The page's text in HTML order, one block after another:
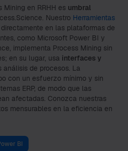
en RRHH es umbral
Nuestro Herramientas
en las plataformas de
como Microsoft Power BI y
implementa Process Mining sin
en su lugar, usa interfaces y
análisis de procesos. La
con un esfuerzo mínimo y sin
ERP, de modo que las
afectadas. Conozca nuestras
mensurables en la eficiencia en
BI